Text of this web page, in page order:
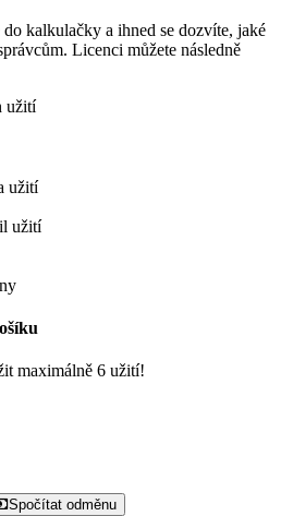
kalkulačky a ihned se dozvíte, jaké
Licenci můžete následně
užití
užití
užití
maximálně 6 užití!
Spočítat odměnu